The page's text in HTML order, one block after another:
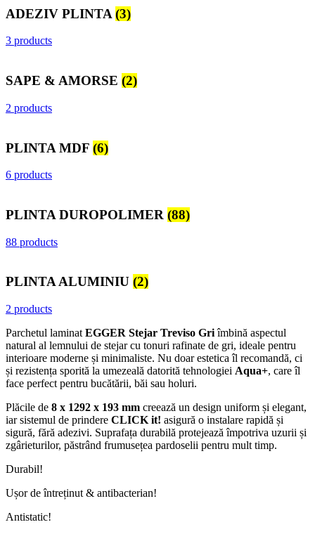
ADEZIV PLINTA (3)
3 products
SAPE & AMORSE (2)
2 products
PLINTA MDF (6)
6 products
PLINTA DUROPOLIMER (88)
88 products
PLINTA ALUMINIU (2)
2 products
Parchetul laminat EGGER Stejar Treviso Griîmbină aspectul
natural al lemnului de stejar cu tonuri rafinate de gri, ideale pentru
interioare moderne și minimaliste. Nu doar estetica îl recomandă, ci
și rezistența sporită la umezeală datorită tehnologiei Aqua+, care îl
face perfect pentru bucătării, băi sau holuri.
Plăcile de 8 x 1292 x 193 mm creează un design uniform și elegant,
iar sistemul de prindere CLICK it! asigură o instalare rapidă și
sigură, fără adezivi. Suprafața durabilă protejează împotriva uzurii și
zgârieturilor, păstrând frumusețea pardoselii pentru mult timp.
Durabil!
Ușor de întreținut & antibacterian!
Antistatic!